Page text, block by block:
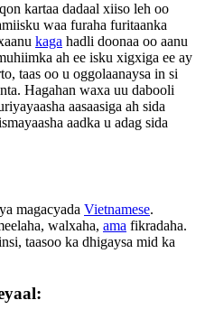
kartaa dadaal xiiso leh oo
waa furaha furitaanka
kaga hadli doonaa oo aanu
ah ee isku xigxiga ee ay
taas oo u oggolaanaysa in si
Hagahan waxa uu dabooli
aasaasiga ah sida
aadka u adag sida
magacyada Vietnamese.
walxaha, ama fikradaha.
taasoo ka dhigaysa mid ka